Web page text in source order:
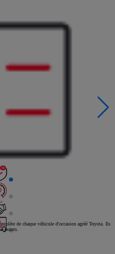
de chaque véhicule d'occasion agréé Toyota. Ils
points.